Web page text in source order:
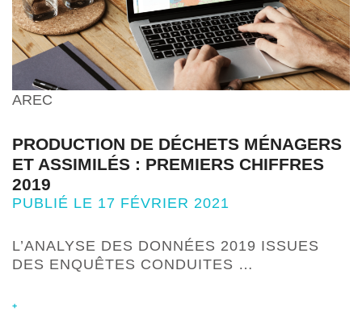
AREC
PRODUCTION DE DÉCHETS MÉNAGERS
ET ASSIMILÉS : PREMIERS CHIFFRES
2019
PUBLIÉ LE 17 FÉVRIER 2021
L’ANALYSE DES DONNÉES 2019 ISSUES
DES ENQUÊTES CONDUITES …
+